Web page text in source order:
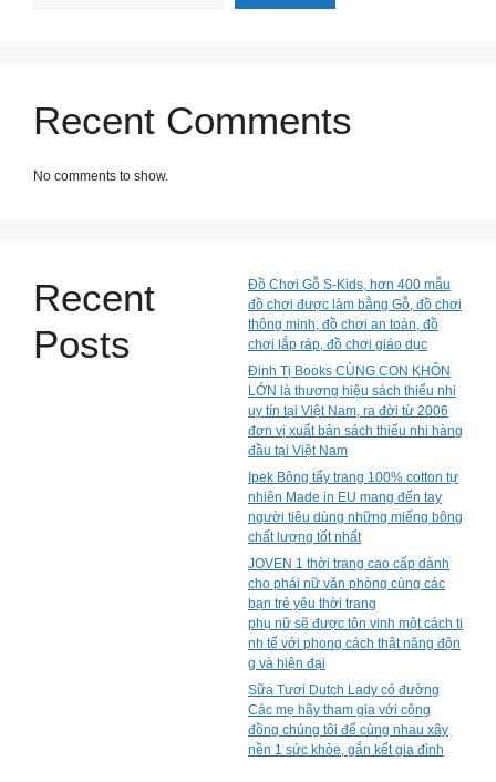
Recent Comments
No comments to show.
Recent
Posts
Đồ Chơi Gỗ S-Kids, hơn 400 mẫu
đồ chơi được làm bằng Gỗ, đồ chơi
thông minh, đồ chơi an toàn, đồ
chơi lắp ráp, đồ chơi giáo dục
Đinh Tị Books CÙNG CON KHÔN
LỚN là thương hiệu sách thiếu nhi
uy tín tại Việt Nam, ra đời từ 2006
đơn vị xuất bản sách thiếu nhi hàng
đầu tại Việt Nam
Ipek Bông tẩy trang 100% cotton tự
nhiên Made in EU mang đến tay
người tiêu dùng những miếng bông
chất lượng tốt nhất
JOVEN 1 thời trang cao cấp dành
cho phái nữ văn phòng cùng các
bạn trẻ yêu thời trang
phụ nữ sẽ được tôn vinh một cách ti
nh tế với phong cách thật năng độn
g và hiện đại
Sữa Tươi Dutch Lady có đường
Các mẹ hãy tham gia với cộng
đồng chúng tôi để cùng nhau xây
nền 1 sức khỏe, gắn kết gia đình